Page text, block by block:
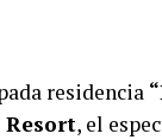
residencia
Resort, el